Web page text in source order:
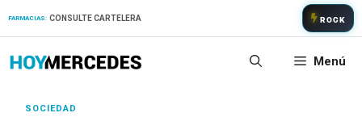
FARMACIAS: CONSULTE CARTELERA ROCK
Menú